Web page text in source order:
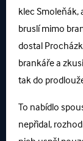
klec Smoleňák,
bruslí mimo
dostal
brankáře a
tak do
To nabídlo
nepřidal,